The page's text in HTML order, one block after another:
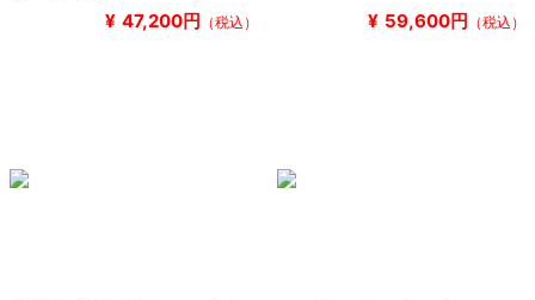
¥ 47,200円 （税込） ¥ 59,600円 （税込）